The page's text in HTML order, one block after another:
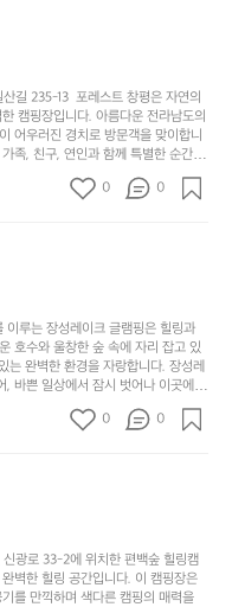
다.
그
럴
때
는
차
을
가
려
보
세
요.
튼
을
고
다
니
고
싶
어
는
크
기,
무
게,
이
의
하
지
않
은
디
자
웃
도
어
의
경
럽
게
무
좋
네
요
이
이
라
고
해
야
하
리
를
글루 인근에는 다양한 트레킹 코스와
게 더욱 참조할 만한 장소가 됩니다.
며 행복한 캠핑 경험을 쌓으실 수 있
한 햇살과 함께하는 아침, 상징적인
하늘 아래에서 별을 바라보며 나누는
들어 줄 것입니다.  인기 정도: ★★★★
길 235-13  포레스트 창평은 자연의
캠핑장입니다. 아름다운 전라남도의
어우러진 경치로 방문객을 맞이합니
족, 친구, 연인과 함께 특별한 순간을
평은 주말마다 직접 재배한 신선한 농
자연의 맛을 경험할 수 있습니다. 또
은 자연과의 완벽한 조화를 이루며,
전하게 놀 수 있는 놀이시설이 마련
니다. 주변의 다양한 관광지와 먹거
다.  또한, 캠핑장을 방문한 후 지속
습니다. 포레스트 창평은 단순한 캠
꼭 한번 경험해봐야 할 장소로 자리
0 0
루는 장성레이크 글램핑은 힐링과
호수와 울창한 숲 속에 자리 잡고 있
는 완벽한 환경을 자랑합니다. 장성레
바쁜 일상에서 잠시 벗어나 이곳에
서 제공되는 특별한 불멍 공간은 소중
간을 만들어 줍니다. 또한, 주변의 자
분들에게는 매주 특별한 바비큐 파
제공하여 미각을 만족시켜 줍니다.
시설 덕분에 최근 몇 년 사이에 특히
이 가득해 예약이 빠르게 차는 만큼
빗한 공간에서 가족 및 사랑하는 사
장성레이크 글램핑은 언젠가 반드시
정도: ★★★★★
0 0
광로 33-2에 위치한 편백숲 힐링캠
벽한 힐링 공간입니다. 이 캠핑장은
를 만끽하며 색다른 캠핑의 매력을